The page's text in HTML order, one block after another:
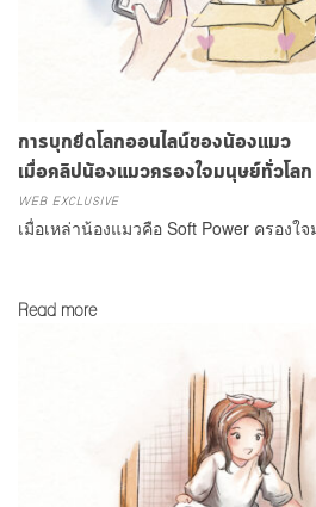
การบุกยึดโลกออนไลน์ของน้องแมว
เมื่อคลิปน้องแมวครองใจมนุษย์ทั่วโลก
WEB EXCLUSIVE
เมื่อเหล่าน้องแมวคือ Soft Power ครองใ
Read more